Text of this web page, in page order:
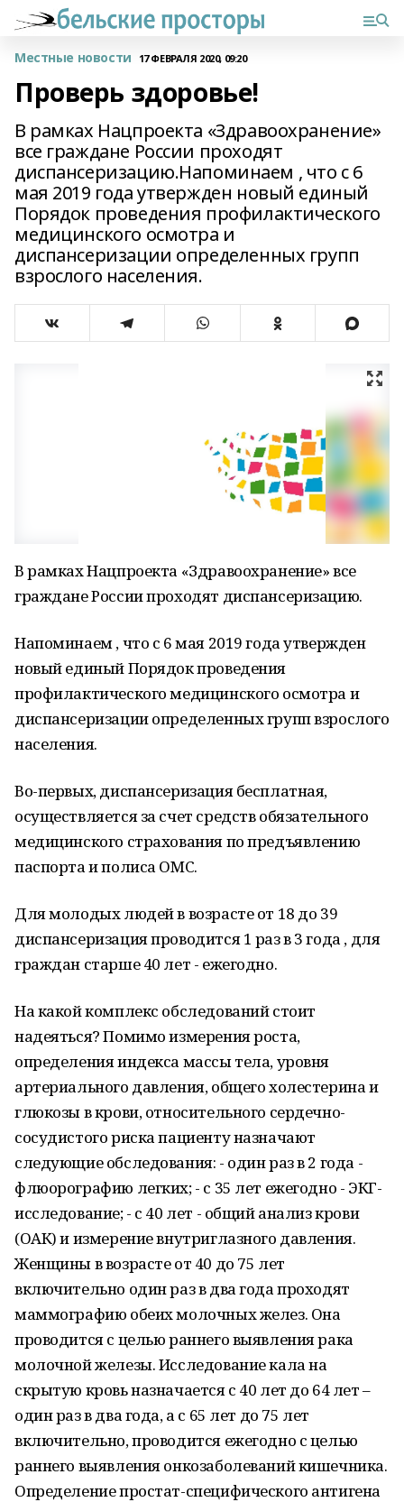
Местные новости 17 ФЕВРАЛЯ 2020, 09:20
Проверь здоровье!
В рамках Нацпроекта «Здравоохранение»
все граждане России проходят
диспансеризацию.Напоминаем , что с 6
мая 2019 года утвержден новый единый
Порядок проведения профилактического
медицинского осмотра и
диспансеризации определенных групп
взрослого населения.
В рамках Нацпроекта «Здравоохранение» все
граждане России проходят диспансеризацию.
Напоминаем , что с 6 мая 2019 года утвержден
новый единый Порядок проведения
профилактического медицинского осмотра и
диспансеризации определенных групп взрослого
населения.
Во-первых, диспансеризация бесплатная,
осуществляется за счет средств обязательного
медицинского страхования по предъявлению
паспорта и полиса ОМС.
Для молодых людей в возрасте от 18 до 39
диспансеризация проводится 1 раз в 3 года , для
граждан старше 40 лет - ежегодно.
На какой комплекс обследований стоит
надеяться? Помимо измерения роста,
определения индекса массы тела, уровня
артериального давления, общего холестерина и
глюкозы в крови, относительного сердечно-
сосудистого риска пациенту назначают
следующие обследования: - один раз в 2 года -
флюорографию легких; - с 35 лет ежегодно - ЭКГ-
исследование; - с 40 лет - общий анализ крови
(ОАК) и измерение внутриглазного давления.
Женщины в возрасте от 40 до 75 лет
включительно один раз в два года проходят
маммографию обеих молочных желез. Она
проводится с целью раннего выявления рака
молочной железы. Исследование кала на
скрытую кровь назначается с 40 лет до 64 лет –
один раз в два года, а с 65 лет до 75 лет
включительно, проводится ежегодно с целью
раннего выявления онкозаболеваний кишечника.
Определение простат-специфического антигена